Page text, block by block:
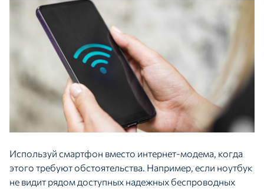
Используй смартфон вместо интернет-модема, когда
этого требуют обстоятельства. Например, если ноутбук
не видит рядом доступных надежных беспроводных